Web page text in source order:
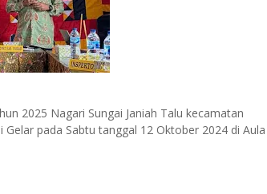
2025 Nagari Sungai Janiah Talu kecamatan
pada Sabtu tanggal 12 Oktober 2024 di Aula